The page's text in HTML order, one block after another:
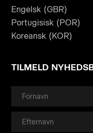
Engelsk (GBR)
Portugisisk (POR)
Koreansk (KOR)
TILMELD